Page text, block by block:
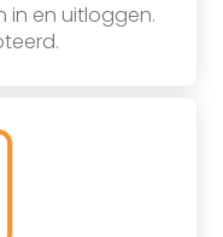
in en uitloggen.